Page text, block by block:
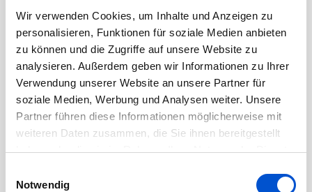
Wir verwenden Cookies, um Inhalte und Anzeigen zu
personalisieren, Funktionen für soziale Medien anbieten
zu können und die Zugriffe auf unsere Website zu
analysieren. Außerdem geben wir Informationen zu Ihrer
Verwendung unserer Website an unsere Partner für
soziale Medien, Werbung und Analysen weiter. Unsere
Partner führen diese Informationen möglicherweise mit
weiteren Daten zusammen, die Sie ihnen bereitgestellt
haben oder die sie im Rahmen Ihrer Nutzung der Dienste
Notwendig
Mai 2022
April 2022
März 2022
Februar 2022
Januar 2022
Dezember 2021
September 2021